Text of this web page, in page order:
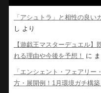
「アシュトラ」と相性の良い
し より
【遊戯王マスターデュエル
れる理由や今後を予想！
に
「エンシェント・フェアリー
方・展開例！1月環境ガチ構築